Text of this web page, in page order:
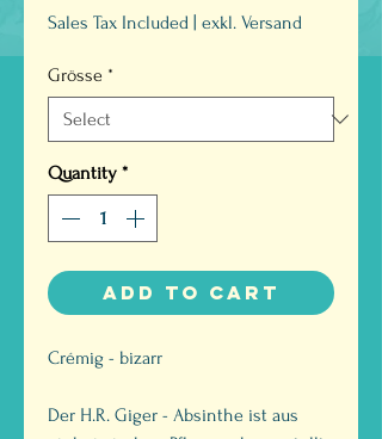
Sales Tax Included exkl. Versand
Grösse *
Quantity *
Add to Cart
Crémig - bizarr
Der H.R. Giger - Absinthe ist aus